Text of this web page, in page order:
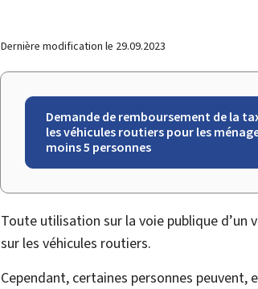
Dernière modification le 29.09.2023
Demande de remboursement de la
les véhicules routiers pour les
moins 5 personnes
Toute utilisation sur la voie publique
sur les véhicules routiers.
Cependant, certaines personnes